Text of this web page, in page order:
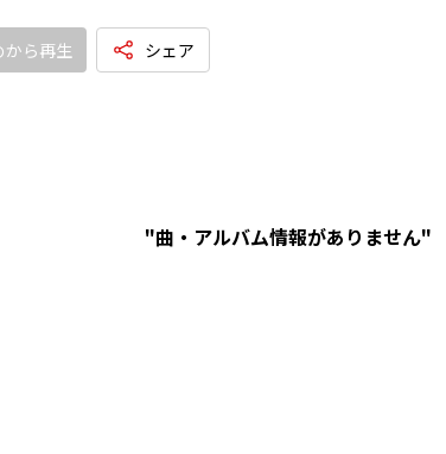
から再生 シェア
"曲・アルバム情報がありません"